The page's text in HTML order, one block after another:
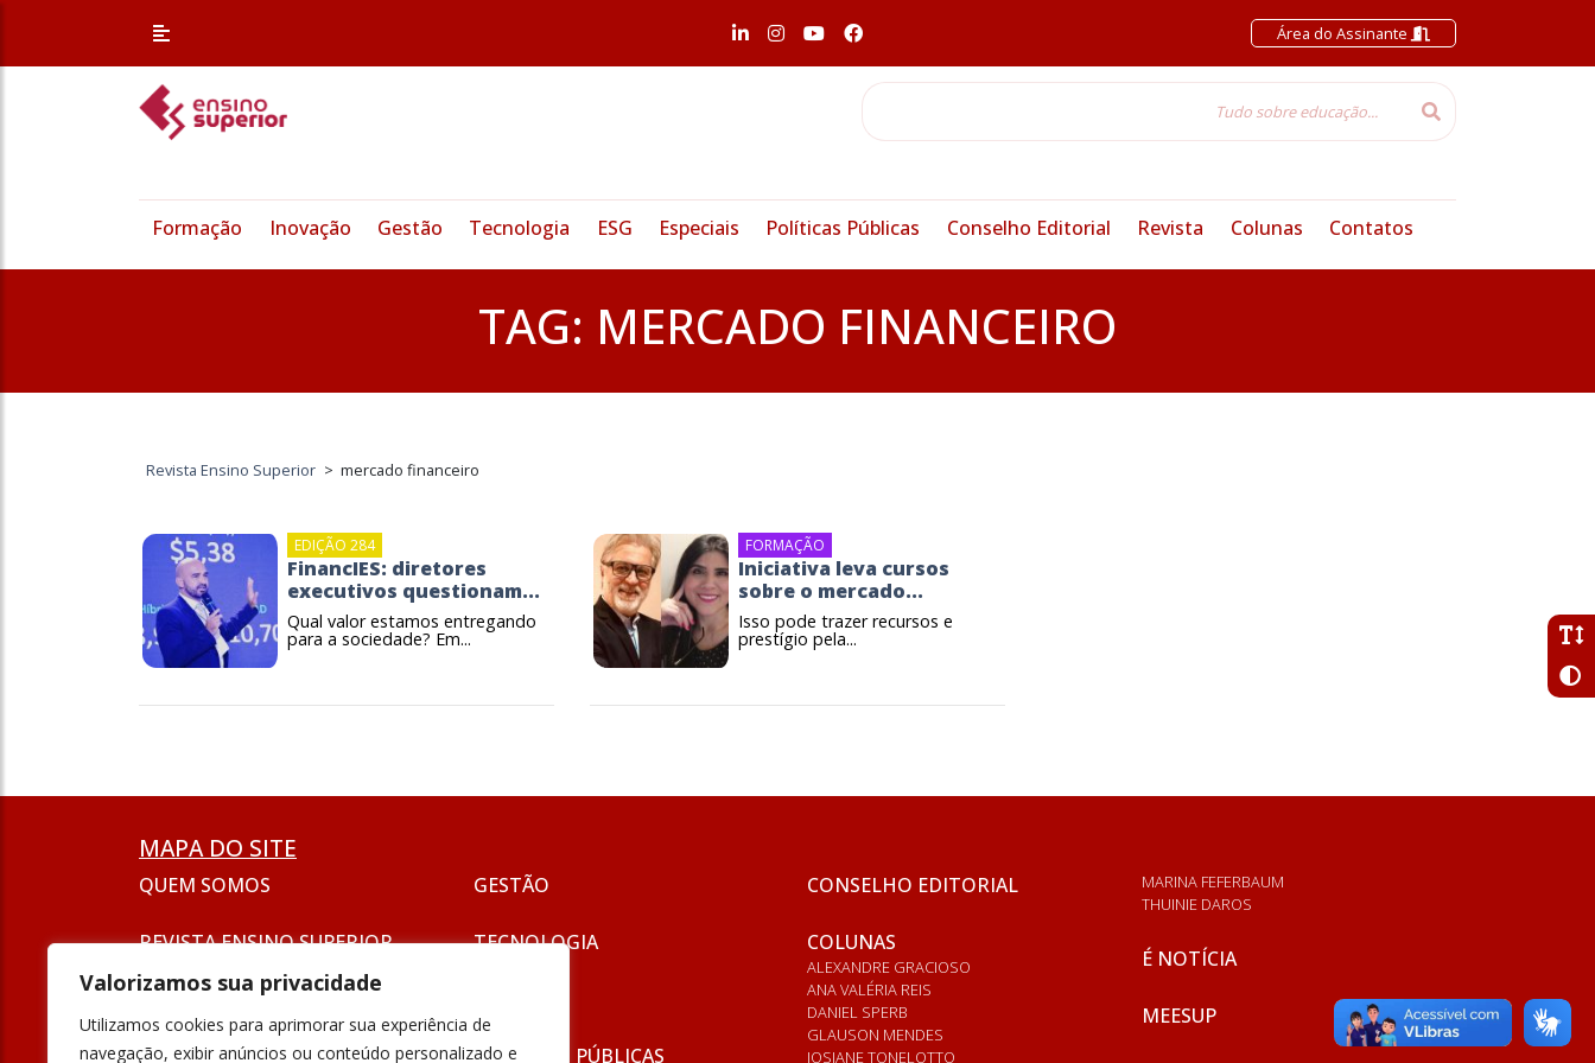
Valorizamos sua privacidade
Utilizamos cookies para aprimorar sua experiência de
navegação, exibir anúncios ou conteúdo personalizado e
Área do Assinante
Formação Inovação Gestão Tecnologia ESG Especiais Políticas Públicas Conselho Editorial Revista Colunas Contatos
TAG: MERCADO FINANCEIRO
Revista Ensino Superior > mercado financeiro
EDIÇÃO 284
FinancIES: diretores
executivos questionam...
Qual valor estamos entregando
para a sociedade? Em...
FORMAÇÃO
Iniciativa leva cursos
sobre o mercado...
Isso pode trazer recursos e
prestígio pela...
MAPA DO SITE
QUEM SOMOS
REVISTA ENSINO SUPERIOR
SEJA UM ANUNCIANTE
FORMAÇÃO
GESTÃO
TECNOLOGIA
POLÍTICAS PÚBLICAS
CONSELHO EDITORIAL
COLUNAS
ALEXANDRE GRACIOSO
ANA VALÉRIA REIS
DANIEL SPERB
GLAUSON MENDES
JOSIANE TONELOTTO
MARINA FEFERBAUM
THUINIE DAROS
É NOTÍCIA
MEESUP